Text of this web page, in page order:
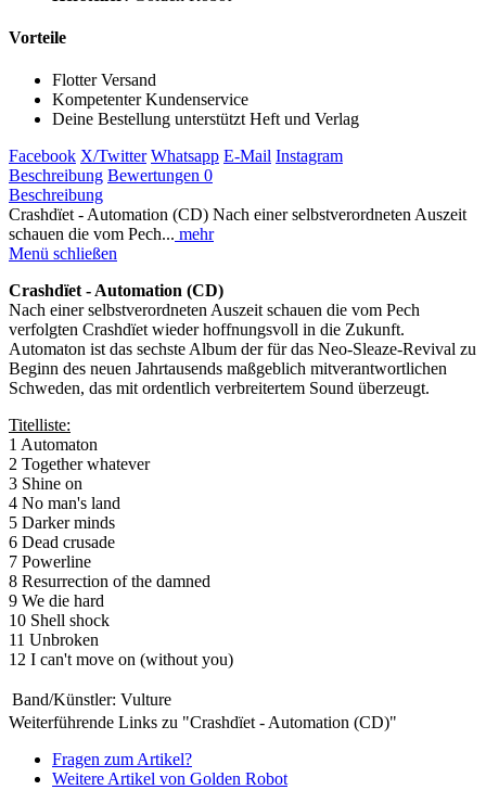
Vorteile
Flotter Versand
Kompetenter Kundenservice
Deine Bestellung unterstützt Heft und Verlag
Facebook X/Twitter Whatsapp E-Mail Instagram
Beschreibung Bewertungen 0
Beschreibung
Crashdïet - Automation (CD) Nach einer selbstverordneten Auszeit
schauen die vom Pech... mehr
Menü schließen
Crashdïet - Automation (CD)
Nach einer selbstverordneten Auszeit schauen die vom Pech
verfolgten Crashdïet wieder hoffnungsvoll in die Zukunft.
Automaton ist das sechste Album der für das Neo-Sleaze-Revival zu
Beginn des neuen Jahrtausends maßgeblich mitverantwortlichen
Schweden, das mit ordentlich verbreitertem Sound überzeugt.
Titelliste:
1 Automaton
2 Together whatever
3 Shine on
4 No man's land
5 Darker minds
6 Dead crusade
7 Powerline
8 Resurrection of the damned
9 We die hard
10 Shell shock
11 Unbroken
12 I can't move on (without you)
Band/Künstler: Vulture
Weiterführende Links zu "Crashdïet - Automation (CD)"
Fragen zum Artikel?
Weitere Artikel von Golden Robot